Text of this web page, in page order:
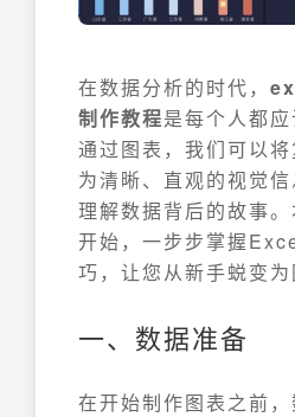
在数据分析的时代，
制作教程是每个人都应
通过图表，我们可以
为清晰、直观的视觉
理解数据背后的故事
开始，一步步掌握
巧，让您从新手蜕变为
一、数据准备
在开始制作图表之前